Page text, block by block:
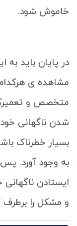
خاموش شود.
در پایان باید
مشاهده ی
متخصص و
شدن ناگهانی
بسیار خطرناک
به وجود آورد.
ایستادن
و مشکل را برطرف